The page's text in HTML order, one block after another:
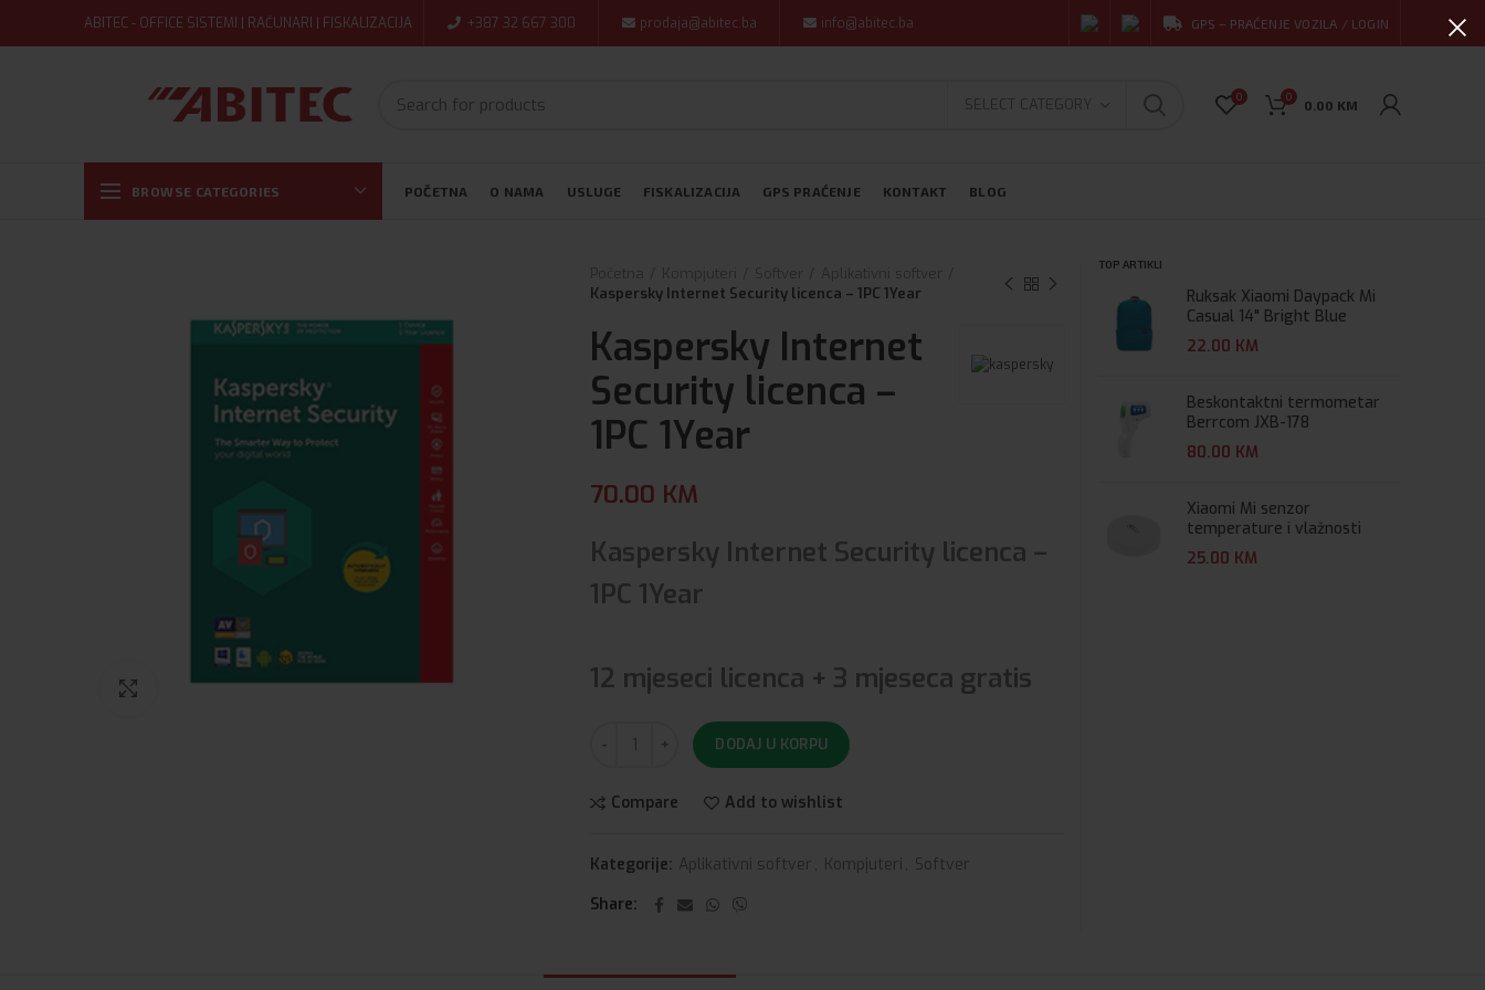
ABITEC - OFFICE SISTEMI | RAČUNARI | FISKALIZACIJA +387 32 667 300 prodaja@abitec.ba info@abitec.ba GPS – PRAĆENJE VOZILA / LOGIN
SELECT CATEGORY 0 0
0.00 KM
BROWSE CATEGORIES POČETNA O NAMA USLUGE FISKALIZACIJA GPS PRAĆENJE KONTAKT BLOG
Click to enlarge
Kaspersky Internet Security licenca – 1PC 1Year
Kaspersky Internet
Security licenca –
1PC 1Year
70.00 KM
Kaspersky Internet Security licenca –
1PC 1Year
12 mjeseci licenca + 3 mjeseca gratis
DODAJ U KORPU
Compare Add to wishlist
Kategorije: Aplikativni softver , Kompjuteri , Softver
Share
TOP ARTIKLI
Ruksak Xiaomi Daypack Mi
Casual 14" Bright Blue
22.00 KM
Beskontaktni termometar
Berrcom JXB-178
80.00 KM
Xiaomi Mi senzor
temperature i vlažnosti
25.00 KM